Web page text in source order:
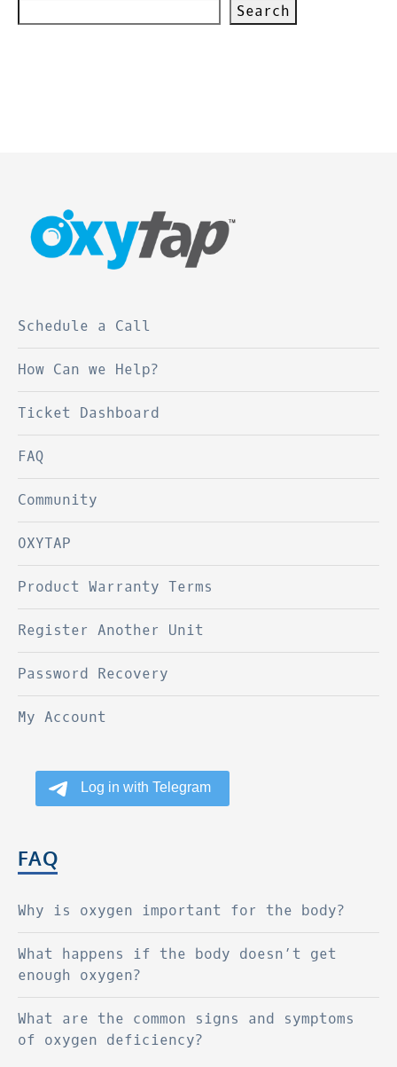
Search
Schedule a Call
How Can we Help?
Ticket Dashboard
FAQ
Community
OXYTAP
Product Warranty Terms
Register Another Unit
Password Recovery
My Account
FAQ
Why is oxygen important for the body?
What happens if the body doesn’t get
enough oxygen?
What are the common signs and symptoms
of oxygen deficiency?